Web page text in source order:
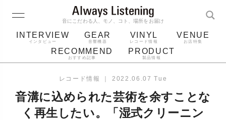
音にこだわる人、モノ、コト、場所をお届け
INTERVIEW
インタビュー
GEAR
音響機器
VINYL
レコード情報
VENUE
お店特集
RECOMMEND
おすすめ記事
PRODUCT
製品情報
ジャケット bluetooth アルバム
レコード針
レコード情報 ｜ 2022.06.07 Tue
音溝に込められた芸術を余すことな
く再生したい。「湿式クリーニン